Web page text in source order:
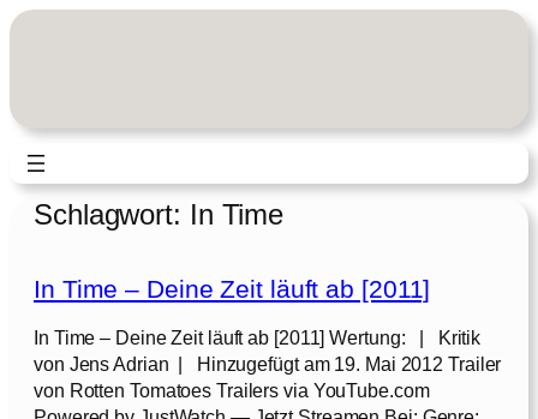
Zum
Schlagwort: In Time
In Time – Deine Zeit läuft ab [2011]
In Time – Deine Zeit läuft ab [2011] Wertung: | Kritik
von Jens Adrian | Hinzugefügt am 19. Mai 2012 Trailer
von Rotten Tomatoes Trailers via YouTube.com